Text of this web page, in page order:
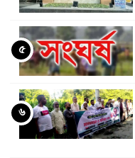
৫
৬